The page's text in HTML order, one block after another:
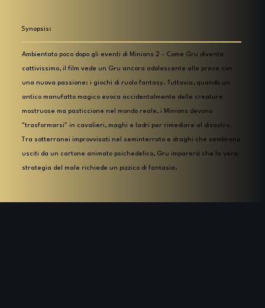
Synopsis:
Ambientato poco dopo gli eventi di Minions 2 - Come Gru diventa
cattivissimo, il film vede un Gru ancora adolescente alle prese con
una nuova passione: i giochi di ruolo fantasy. Tuttavia, quando un
antico manufatto magico evoca accidentalmente delle creature
mostruose ma pasticcione nel mondo reale, i Minions devono
"trasformarsi" in cavalieri, maghi e ladri per rimediare al disastro.
Tra sotterranei improvvisati nel seminterrato e draghi che sembrano
usciti da un cartone animato psichedelico, Gru imparerà che la vera
strategia del male richiede un pizzico di fantasia.